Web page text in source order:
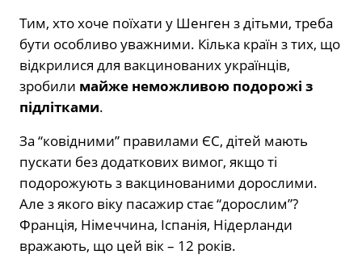
Тим, хто хоче поїхати у Шенген з дітьми, треба
бути особливо уважними. Кілька країн з тих, що
відкрилися для вакцинованих українців,
зробили майже неможливою подорожі з
підлітками.
За “ковідними” правилами ЄС, дітей мають
пускати без додаткових вимог, якщо ті
подорожують з вакцинованими дорослими.
Але з якого віку пасажир стає “дорослим”?
Франція, Німеччина, Іспанія, Нідерланди
вражають, що цей вік – 12 років.